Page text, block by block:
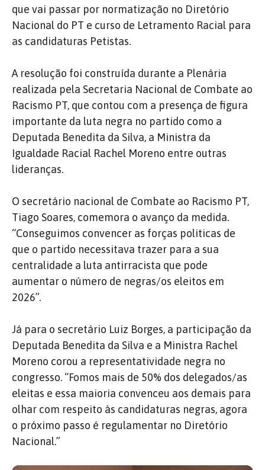
que vai passar por normatização no Diretório
Nacional do PT e curso de Letramento Racial para
as candidaturas Petistas.
A resolução foi construída durante a Plenária
realizada pela Secretaria Nacional de Combate ao
Racismo PT, que contou com a presença de figura
importante da luta negra no partido como a
Deputada Benedita da Silva, a Ministra da
Igualdade Racial Rachel Moreno entre outras
lideranças.
O secretário nacional de Combate ao Racismo PT,
Tiago Soares, comemora o avanço da medida.
“Conseguimos convencer as forças politicas de
que o partido necessitava trazer para a sua
centralidade a luta antirracista que pode
aumentar o número de negras/os eleitos em
2026”.
Já para o secretário Luiz Borges, a participação da
Deputada Benedita da Silva e a Ministra Rachel
Moreno corou a representatividade negra no
congresso. “Fomos mais de 50% dos delegados/as
eleitas e essa maioria convenceu aos demais para
olhar com respeito às candidaturas negras, agora
o próximo passo é regulamentar no Diretório
Nacional.”